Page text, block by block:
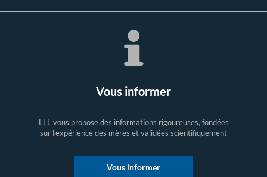
Vous informer
LLL vous propose des informations rigoureuses, fondées
sur l’expérience des mères et validées scientifiquement
Vous informer